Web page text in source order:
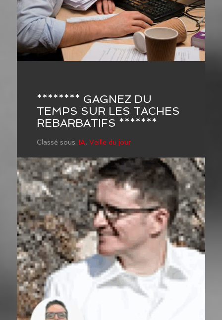
******** GAGNEZ DU
TEMPS SUR LES TACHES
REBARBATIFS *******
Classé sous :IA, Veille du jour